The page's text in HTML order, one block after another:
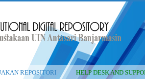
REPOSITORI HELP DESK AND